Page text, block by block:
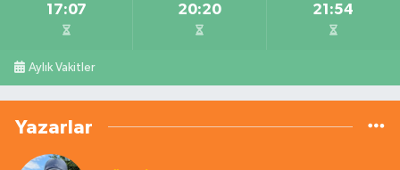
17:07 20:20 21:54
Aylık Vakitler
Yazarlar